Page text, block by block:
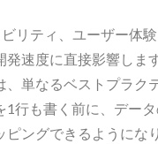
リティ、ユーザー体
速度に直接影響します
、単なるベストプラク
1行も書く前に、デー
ングできるようにな